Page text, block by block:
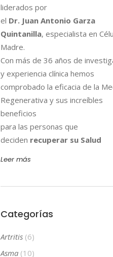
liderados por
el Dr. Juan Antonio Garza
Quintanilla, especialista en
Madre.
Con más de 36 años de
y experiencia clínica hemos
comprobado la eficacia de la
Regenerativa y sus increíbles
beneficios
para las personas que
deciden recuperar su Salud
Leer más
Categorías
Artritis(6)
Asma(10)